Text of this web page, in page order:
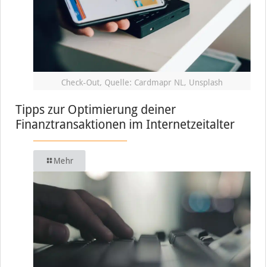
Check-Out, Quelle: Cardmapr NL, Unsplash
Tipps zur Optimierung deiner
Finanztransaktionen im Internetzeitalter
Mehr